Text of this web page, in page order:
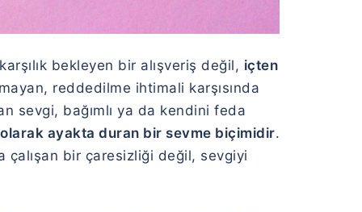
bekleyen bir alışveriş değil, içten
reddedilme ihtimali karşısında
sevgi, bağımlı ya da kendini feda
ayakta duran bir sevme biçimidir.
çalışan bir çaresizliği değil, sevgiyi